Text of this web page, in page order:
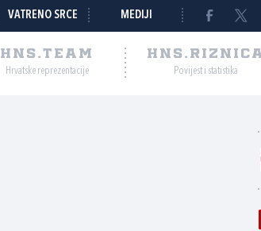
VATRENO SRCE MEDIJI
HNS.TEAM
Hrvatske reprezentacije Povijest i statistika